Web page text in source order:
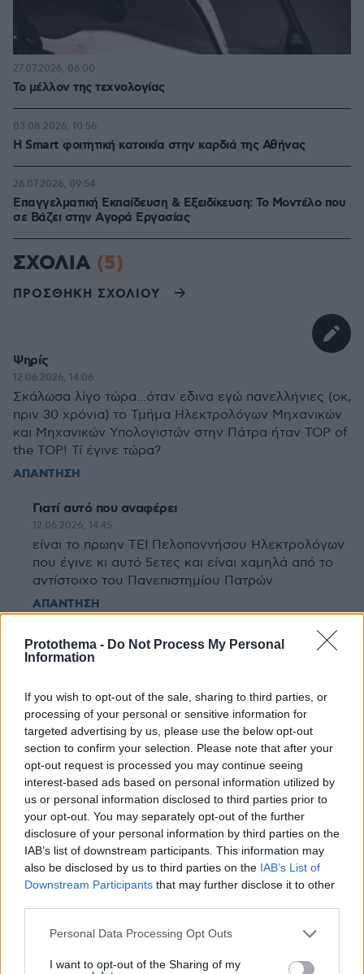
Protothema - Do Not Process My Personal
Information
If you wish to opt-out of the sale, sharing to third parties, or
processing of your personal or sensitive information for
targeted advertising by us, please use the below opt-out
section to confirm your selection. Please note that after your
opt-out request is processed you may continue seeing
interest-based ads based on personal information utilized by
us or personal information disclosed to third parties prior to
your opt-out. You may separately opt-out of the further
disclosure of your personal information by third parties on the
IAB’s list of downstream participants. This information may
also be disclosed by us to third parties on the IAB’s List of
Downstream Participants that may further disclose it to other
Please note that this website/app uses one or more Google
not limited to your visit or usage behaviour. You may click to
Personal Data Processing Opt Outs
I want to opt-out of the Sharing of my
Το μέλλον της τεχνολογίας
27.07.2026, 06:00
Η Smart φοιτητική κατοικία στην καρδιά της Αθήνας
03.08.2026, 10:56
Επαγγελματική Εκπαίδευση & Εξειδίκευση: Το Mοντέλο που
σε Bάζει στην Aγορά Eργασίας
26.07.2026, 09:54
ΣΧΟΛΙΑ (5)
ΠΡΟΣΘΗΚΗ ΣΧΟΛΙΟΥ
Ψηρίς
12.06.2026, 14:06
Σκάλωσα λίγο τώρα...όταν εδινα εγώ πανελλήνιες (οκ,
πριν 30 χρόνια) το Τμήμα Ηλεκτρολόγων Μηχανικών
και Μηχανικών Υπολογιστών στην Πάτρα ήταν TOP of
the TOP! Τί έγινε τώρα?
ΑΠΑΝΤΗΣΗ
Γιατί αυτό που αναφέρει
12.06.2026, 14:45
είναι το πρωην ΤΕΙ Πελοποννήσου Ηλεκτρολόγων
που έγινε κι αυτό 5ετες και είναι χαμηλά από το
αντίστοιχο του Πανεπιστημίου Πατρών
ΑΠΑΝΤΗΣΗ
Ελένη
αρθρο...
ΑΠΑΝΤΗΣΗ
Πανος
12.06.2026, 14:44
Αλλο πανεπιστήμιο Πάτρας και άλλο πανεπιστήμιο
Πελοποννήσου
ΑΠΑΝΤΗΣΗ
Χαχαχαχα... Δηλαδή αλήθεια, βγήκε αυτός ο ειδικός
και περιέγραψε ως σχολές με επαγγελματικές